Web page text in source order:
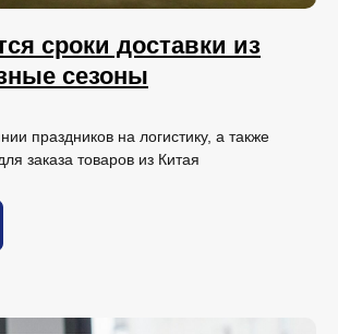
сроки доставки из
сезоны
праздников на логистику, а также
заказа товаров из Китая